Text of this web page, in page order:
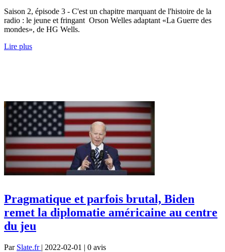
Saison 2, épisode 3 - C'est un chapitre marquant de l'histoire de la
radio : le jeune et fringant Orson Welles adaptant «La Guerre des
mondes», de HG Wells.
Lire plus
Pragmatique et parfois brutal, Biden
remet la diplomatie américaine au centre
du jeu
Par Slate.fr | 2022-02-01 | 0 avis